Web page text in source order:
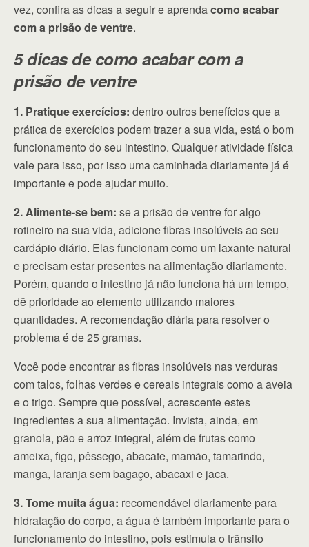
vez, confira as dicas a seguir e aprendacomo acabar
com a prisão de ventre.
5 dicas de como acabar com a
prisão de ventre
1. Pratique exercícios: dentro outros benefícios que a
prática de exercícios podem trazer a sua vida, está o bom
funcionamento do seu intestino. Qualquer atividade física
vale para isso, por isso uma caminhada diariamente já é
importante e pode ajudar muito.
2. Alimente-se bem: se a prisão de ventre for algo
rotineiro na sua vida, adicione fibras insolúveis ao seu
cardápio diário. Elas funcionam como um laxante natural
e precisam estar presentes na alimentação diariamente.
Porém, quando o intestino já não funciona há um tempo,
dê prioridade ao elemento utilizando maiores
quantidades. A recomendação diária para resolver o
problema é de 25 gramas.
Você pode encontrar as fibras insolúveis nas verduras
com talos, folhas verdes e cereais integrais como a aveia
e o trigo. Sempre que possível, acrescente estes
ingredientes a sua alimentação. Invista, ainda, em
granola, pão e arroz integral, além de frutas como
ameixa, figo, pêssego, abacate, mamão, tamarindo,
manga, laranja sem bagaço, abacaxi e jaca.
3. Tome muita água: recomendável diariamente para
hidratação do corpo, a água é também importante para o
funcionamento do intestino, pois estimula o trânsito